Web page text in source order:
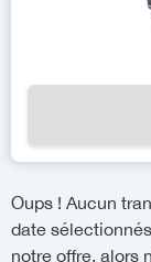
Oups ! Aucun
date
notre offre, alors